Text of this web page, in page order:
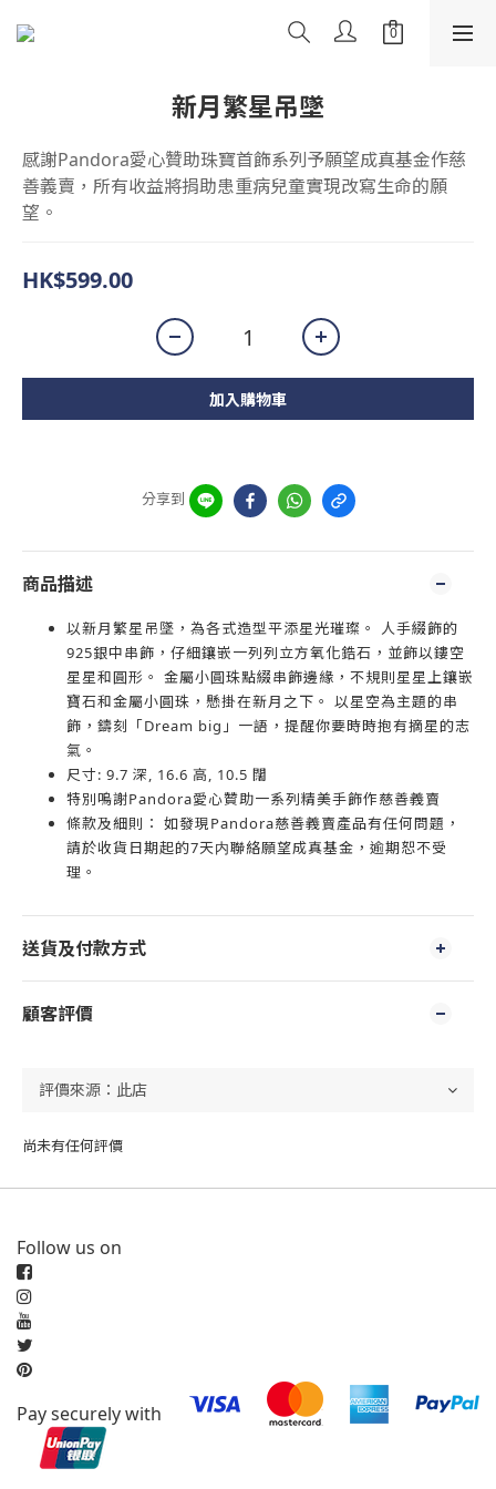
新月繁星吊墜
感謝Pandora愛心贊助珠寶首飾系列予願望成真基金作慈
善義賣，所有收益將捐助患重病兒童實現改寫生命的願
望。
HK$599.00
加入購物車
分享到
商品描述
以新月繁星吊墜，為各式造型平添星光璀璨。 人手綴飾的
925銀中串飾，仔細鑲嵌一列列立方氧化鋯石，並飾以鏤空
星星和圓形。 金屬小圓珠點綴串飾邊緣，不規則星星上鑲嵌
寶石和金屬小圓珠，懸掛在新月之下。 以星空為主題的串
飾，鑄刻「Dream big」一語，提醒你要時時抱有摘星的志
氣。
尺寸: 9.7 深, 16.6 高, 10.5 闊
特別嗚謝Pandora愛心贊助一系列精美手飾作慈善義賣
條款及細則： 如發現Pandora慈善義賣產品有任何問題，
請於收貨日期起的7天内聯絡願望成真基金，逾期恕不受
理。
送貨及付款方式
顧客評價
尚未有任何評價
Follow us on
Pay securely with